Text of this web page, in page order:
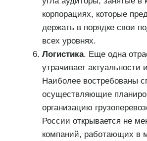
корпорациях, которые
держать в порядке свои
всех уровнях.
Логистика. Еще одна
утрачивает актуальности
Наиболее востребованы
осуществляющие
организацию
России открывается не
компаний, работающих в